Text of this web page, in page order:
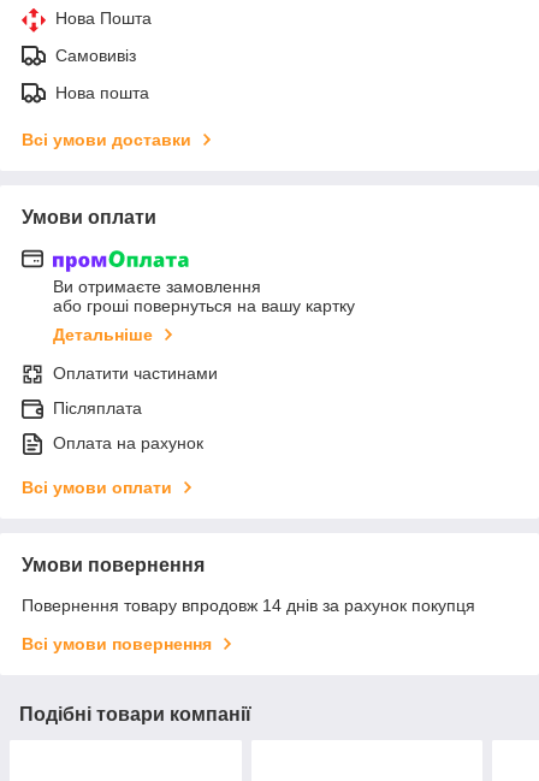
Нова Пошта
Самовивіз
Нова пошта
Всі умови доставки
Умови оплати
Ви отримаєте замовлення
або гроші повернуться на вашу картку
Детальніше
Оплатити частинами
Післяплата
Оплата на рахунок
Всі умови оплати
Умови повернення
Повернення товару впродовж 14 днів за рахунок покупця
Всі умови повернення
Подібні товари компанії